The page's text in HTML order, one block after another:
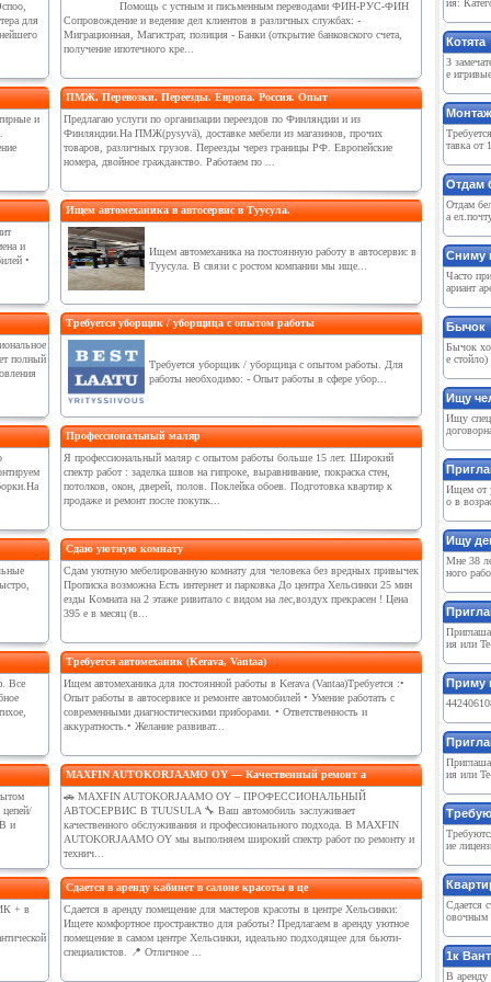
для
и
и
•
полный
Все
цепей/
и
+ в
Помощь с устным и письменным переводами ФИН-РУС-ФИН
Сопровождение и ведение дел клиентов в различных службах: -
Миграционная, Магистрат, полиция - Банки (открытие банковского счета,
получение ипотечного кре...
ПМЖ. Перевозки. Переезды. Европа. Россия. Опыт
Предлагаю услуги по организации переездов по Финляндии и из
Финляндии.На ПМЖ(pysyvä), доставке мебели из магазинов, прочих
товаров, различных грузов. Переезды через границы РФ. Европейские
номера, двойное гражданство. Работаем по ...
Ищем автомеханика в автосервис в Туусула.
Ищем автомеханика на постоянную работу в автосервис в
Туусула. В связи с ростом компании мы ище...
Требуется уборщик / уборщица с опытом работы
Требуется уборщик / уборщица с опытом работы. Для
работы необходимо: - Опыт работы в сфере убор...
Профессиональный маляр
Я профессиональный маляр с опытом работы больше 15 лет. Широкий
спектр работ : заделка швов на гипроке, выравнивание, покраска стен,
потолков, окон, дверей, полов. Поклейка обоев. Подготовка квартир к
продаже и ремонт после покупк...
Сдаю уютную комнату
Сдам уютную мебелированную комнату для человека без вредных привычек
Прописка возможна Есть интернет и парковка До центра Хельсинки 25 мин
езды Комната на 2 этаже ривитало с видом на лес,воздух прекрасен ! Цена
395 е в месяц (в...
Требуется автомеханик (Kerava, Vantaa)
Ищем автомеханика для постоянной работы в Kerava (Vantaa)Требуется :•
Опыт работы в автосервисе и ремонте автомобилей • Умение работать с
современными диагностическими приборами. • Ответственность и
аккуратность.• Желание развиват...
MAXFIN AUTOKORJAAMO OY — Качественный ремонт а
🚗 MAXFIN AUTOKORJAAMO OY – ПРОФЕССИОНАЛЬНЫЙ
АВТОСЕРВИС В TUUSULA 🔧 Ваш автомобиль заслуживает
качественного обслуживания и профессионального подхода. В MAXFIN
AUTOKORJAAMO OY мы выполняем широкий спектр работ по ремонту и
технич...
Сдается в аренду кабинет в салоне красоты в це
Сдается в аренду помещение для мастеров красоты в центре Хельсинки:
Ищете комфортное пространство для работы? Предлагаем в аренду уютное
помещение в самом центре Хельсинки, идеально подходящее для бьюти-
специалистов. 📍 Отличное ...
ия:
Котята
З
е
тавка от
Отдам
Отдам
а
Сниму
Часто
ариант
Бычок
Бычок
е
Ищу
Ищу
Ищем от
о в
Ищу
Мне 38
ного
ия или
Приму
ия или
ие
Сдается
овочным
1к
В арeнду